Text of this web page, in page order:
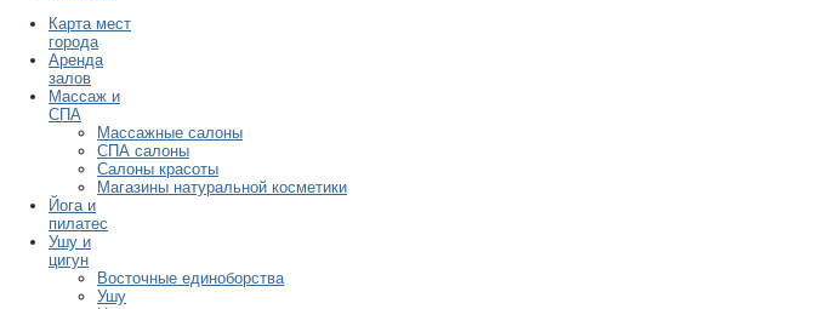
Карта мест
города
Аренда
залов
Массаж и
СПА
Массажные салоны
СПА салоны
Салоны красоты
Магазины натуральной косметики
Йога и
пилатес
Ушу и
цигун
Восточные единоборства
Ушу